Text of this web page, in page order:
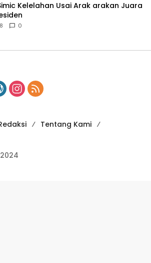
Kelelahan Usai Arak arakan Juara
0
Tentang Kami